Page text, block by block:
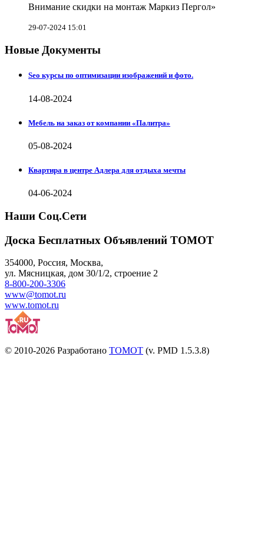
Внимание скидки на монтаж Маркиз Пергол»
29-07-2024 15:01
Новые Документы
Seo курсы по оптимизации изображений и фото.
14-08-2024
Мебель на заказ от компании «Палитра»
05-08-2024
Квартира в центре Адлера для отдыха мечты
04-06-2024
Наши Соц.Сети
Доска Бесплатных Объявлений ТОМОТ
354000, Россия, Москва,
ул. Мясницкая, дом 30/1/2, строение 2
8-800-200-3306
www@tomot.ru
www.tomot.ru
© 2010-2026 Разработано TOMOT (v. PMD 1.5.3.8)